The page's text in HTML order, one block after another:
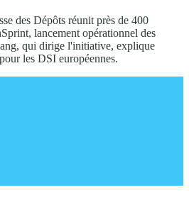
des Dépôts réunit près de 400
lancement opérationnel des
qui dirige l'initiative, explique
les DSI européennes.